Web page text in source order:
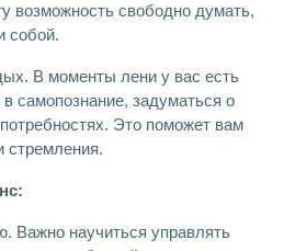
возможность свободно думать,
собой.
В моменты лени у вас есть
в самопознание, задуматься о
Это поможет вам
стремления.
Важно научиться управлять